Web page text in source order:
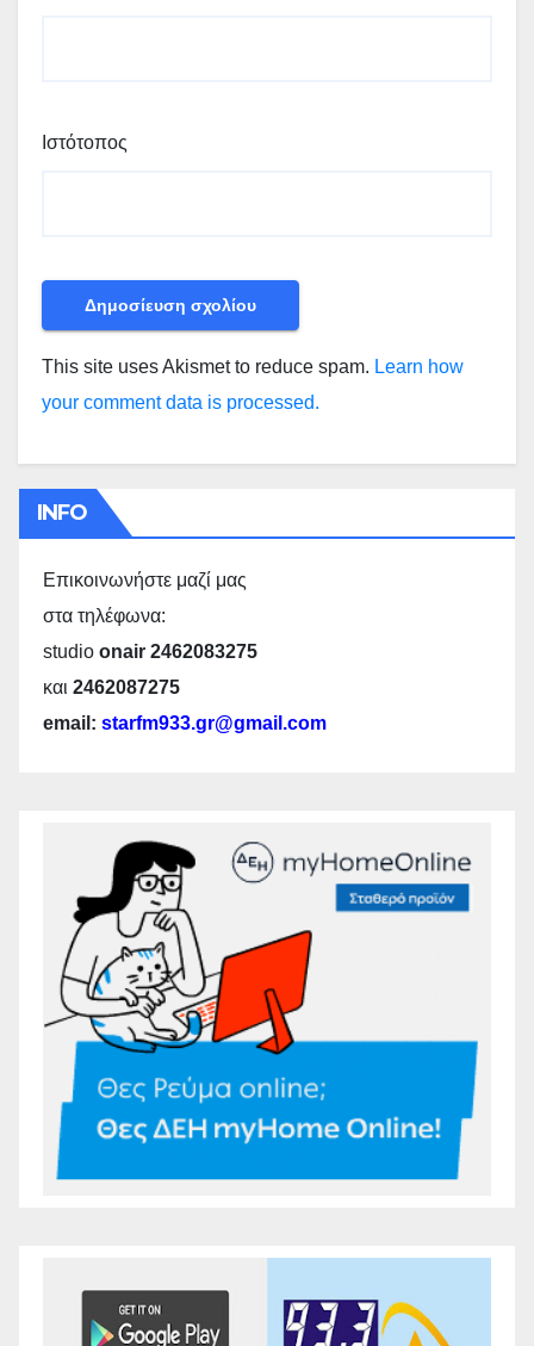
Ιστότοπος
This site uses Akismet to reduce spam. Learn how
your comment data is processed.
INFO
Επικοινωνήστε μαζί μας
στα τηλέφωνα:
studio onair 2462083275
και 2462087275
email: starfm933.gr@gmail.com